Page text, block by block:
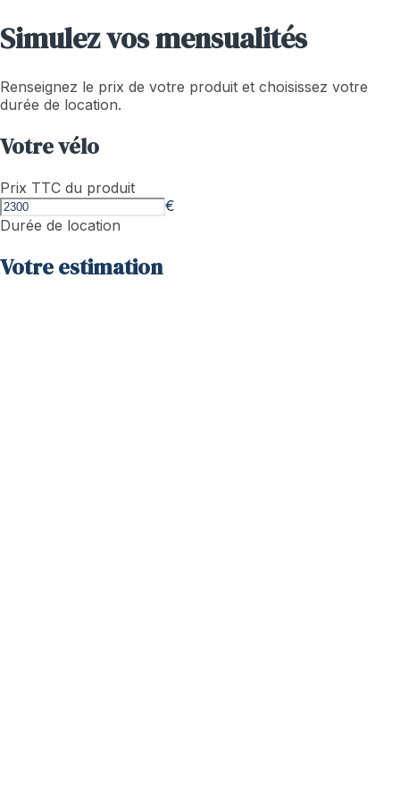
Simulez vos mensualités
Renseignez le prix de votre produit et choisissez votre
durée de location.
Votre vélo
Prix TTC du produit
€
Durée de location
Votre estimation